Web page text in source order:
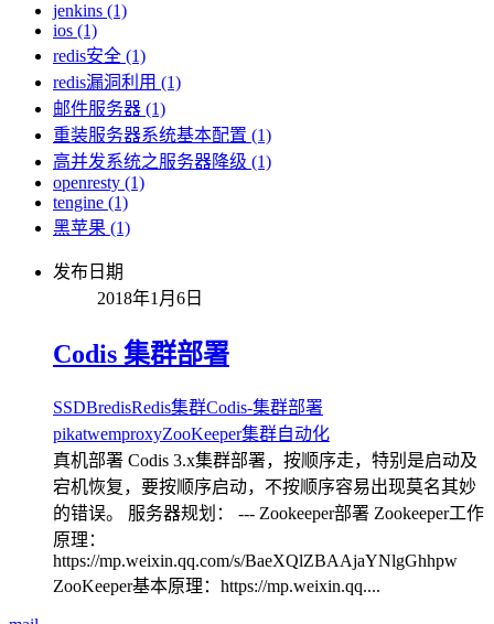
jenkins (1)
ios (1)
redis安全 (1)
redis漏洞利用 (1)
邮件服务器 (1)
重装服务器系统基本配置 (1)
高并发系统之服务器降级 (1)
openresty (1)
tengine (1)
黑苹果 (1)
发布日期
2018年1月6日
Codis 集群部署
SSDBredisRedis集群Codis-集群部署
pikatwemproxyZooKeeper集群自动化
真机部署 Codis 3.x集群部署，按顺序走，特别是启动及
宕机恢复，要按顺序启动，不按顺序容易出现莫名其妙
的错误。 服务器规划： --- Zookeeper部署 Zookeeper工作
原理：
https://mp.weixin.qq.com/s/BaeXQlZBAAjaYNlgGhhpw
ZooKeeper基本原理：https://mp.weixin.qq....